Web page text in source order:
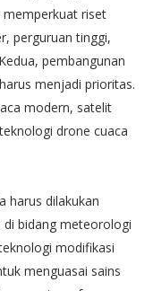
riset
perguruan tinggi,
pembangunan
menjadi prioritas.
modern, satelit
drone cuaca
harus dilakukan
di bidang meteorologi
modifikasi
menguasai sains